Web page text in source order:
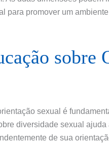
para promover um
sobre
sexual é
diversidade sexual
de sua